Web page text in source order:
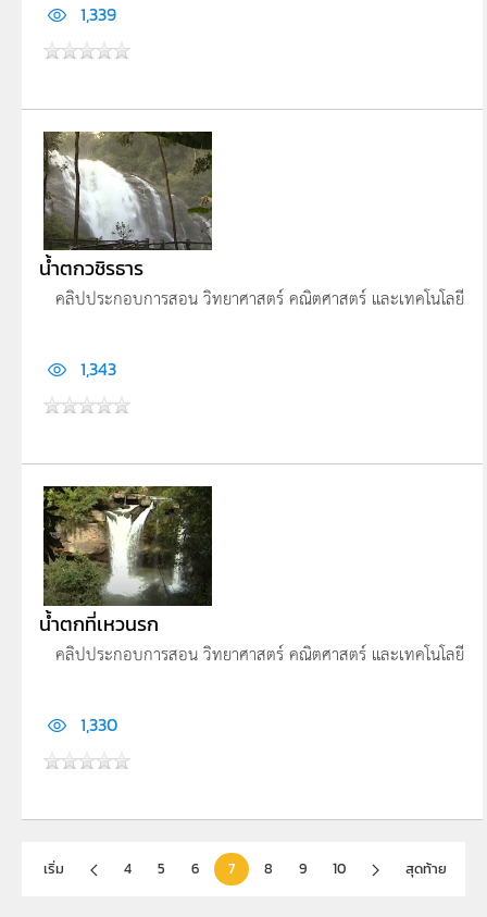
1,339
น้ำตกวชิรธาร
คลิปประกอบการสอน วิทยาศาสตร์ คณิตศาสตร์ และเทคโนโลยี
1,343
น้ำตกที่เหวนรก
คลิปประกอบการสอน วิทยาศาสตร์ คณิตศาสตร์ และเทคโนโลยี
1,330
เริ่ม 4 5 6 7 8 9 10 สุดท้าย